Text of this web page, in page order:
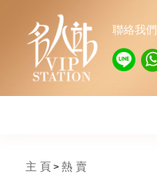
聯絡我們
主 頁 熱 賣